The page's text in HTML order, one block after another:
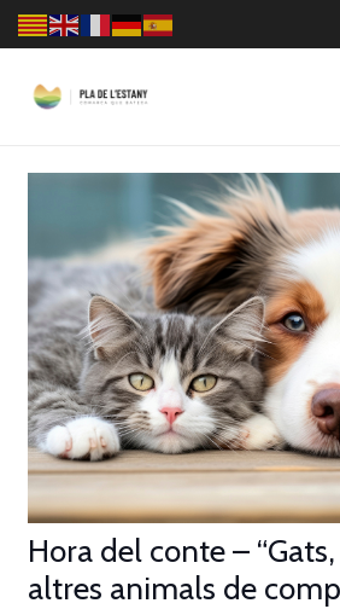
Hora del conte –
altres animals de